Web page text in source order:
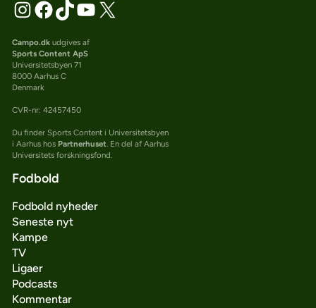
Campo.dkudgives af
Sports Content ApS
Universitetsbyen 71
8000 Aarhus C
Denmark
CVR-nr: 42457450
Du finder Sports Content i Universitetsbyen
i Aarhus hos Partnerhuset. En del af Aarhus
Universitets forskningsfond.
Fodbold
Fodbold nyheder
Seneste nyt
Kampe
TV
Ligaer
Podcasts
Kommentar